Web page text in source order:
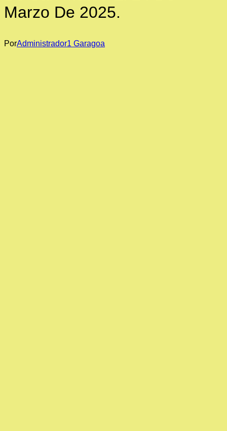
Marzo De 2025.
PorAdministrador1 Garagoa